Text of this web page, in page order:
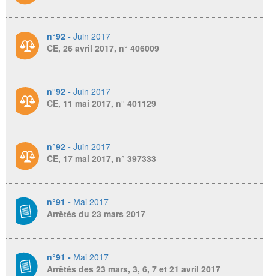
n°92 - Juin 2017
CE, 26 avril 2017, n° 406009
n°92 - Juin 2017
CE, 11 mai 2017, n° 401129
n°92 - Juin 2017
CE, 17 mai 2017, n° 397333
n°91 - Mai 2017
Arrêtés du 23 mars 2017
n°91 - Mai 2017
Arrêtés des 23 mars, 3, 6, 7 et 21 avril 2017